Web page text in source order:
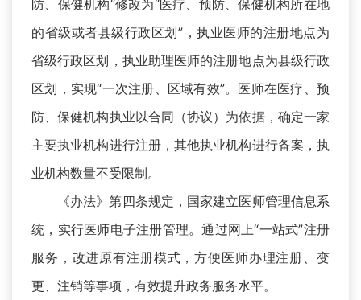
防、保健机构”修改为“医疗、预防、保健机构所在地
的省级或者县级行政区划”，执业医师的注册地点为
省级行政区划，执业助理医师的注册地点为县级行政
区划，实现“一次注册、区域有效”。医师在医疗、预
防、保健机构执业以合同（协议）为依据，确定一家
主要执业机构进行注册，其他执业机构进行备案，执
业机构数量不受限制。
《办法》第四条规定，国家建立医师管理信息系
统，实行医师电子注册管理。通过网上“一站式”注册
服务，改进原有注册模式，方便医师办理注册、变
更、注销等事项，有效提升政务服务水平。